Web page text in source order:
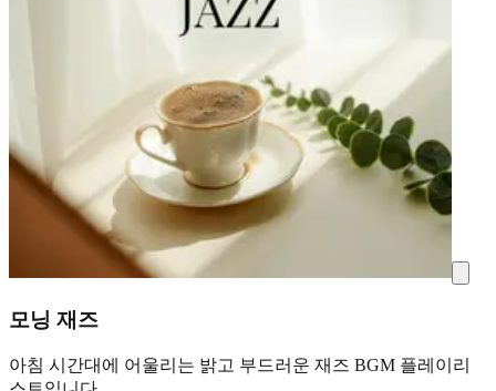
모닝 재즈
아침 시간대에 어울리는 밝고 부드러운 재즈 BGM 플레이리